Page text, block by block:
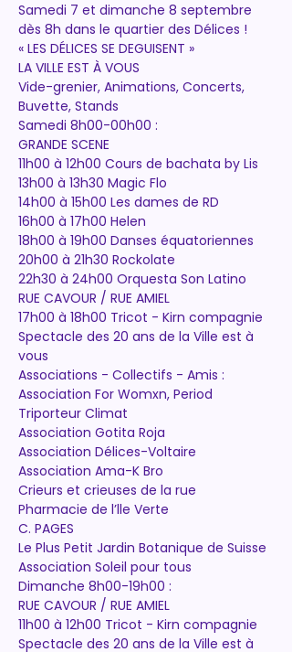
Samedi 7 et dimanche 8 septembre
dès 8h dans le quartier des Délices !
« LES DÉLICES SE DEGUISENT »
LA VILLE EST À VOUS
Vide-grenier, Animations, Concerts,
Buvette, Stands
Samedi 8h00-00h00 :
GRANDE SCENE
11h00 à 12h00 Cours de bachata by Lis
13h00 à 13h30 Magic Flo
14h00 à 15h00 Les dames de RD
16h00 à 17h00 Helen
18h00 à 19h00 Danses équatoriennes
20h00 à 21h30 Rockolate
22h30 à 24h00 Orquesta Son Latino
RUE CAVOUR / RUE AMIEL
17h00 à 18h00 Tricot - Kirn compagnie
Spectacle des 20 ans de la Ville est à
vous
Associations - Collectifs - Amis :
Association For Womxn, Period
Triporteur Climat
Association Gotita Roja
Association Délices-Voltaire
Association Ama-K Bro
Crieurs et crieuses de la rue
Pharmacie de l’lle Verte
C. PAGES
Le Plus Petit Jardin Botanique de Suisse
Association Soleil pour tous
Dimanche 8h00-19h00 :
RUE CAVOUR / RUE AMIEL
11h00 à 12h00 Tricot - Kirn compagnie
Spectacle des 20 ans de la Ville est à